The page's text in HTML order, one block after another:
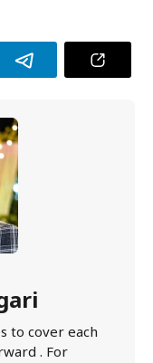
to cover each
. For